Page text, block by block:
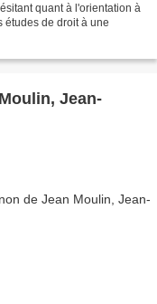
quant à l'orientation à
de droit à une
Jean-